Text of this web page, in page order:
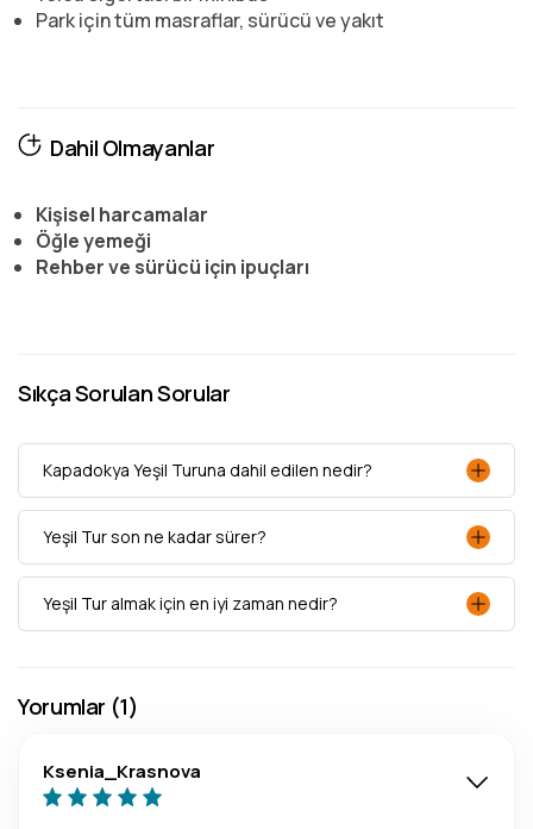
Park için tüm masraflar, sürücü ve yakıt
Dahil Olmayanlar
Kişisel harcamalar
Öğle yemeği
Rehber ve sürücü için ipuçları
Sıkça Sorulan Sorular
Kapadokya Yeşil Turuna dahil edilen nedir?
Yeşil Tur son ne kadar sürer?
Yeşil Tur almak için en iyi zaman nedir?
Yorumlar (1)
Ksenia_Krasnova